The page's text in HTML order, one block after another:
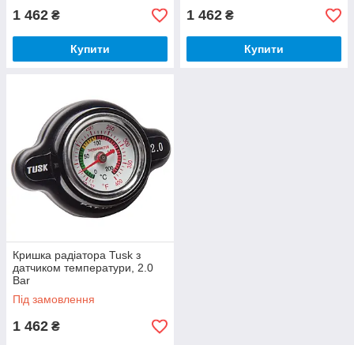
1 462 ₴
Купити
1 462 ₴
Купити
Кришка радіатора Tusk з
датчиком температури, 2.0
Bar
Під замовлення
1 462 ₴